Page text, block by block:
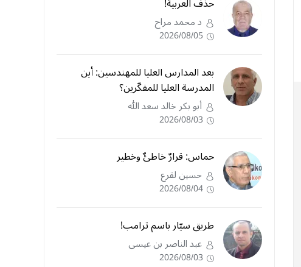
د محمد مراح
2026/08/05
بعد المدارس العليا للمهندسين: أين
المدرسة العليا للمفكّرين؟
أبو بكر خالد سعد الله
2026/08/03
حماس: قرارٌ خاطئٌ وخطير
حسين لقرع
2026/08/04
طريق سيّار باسم ترامب!
عبد الناصر بن عيسى
2026/08/03